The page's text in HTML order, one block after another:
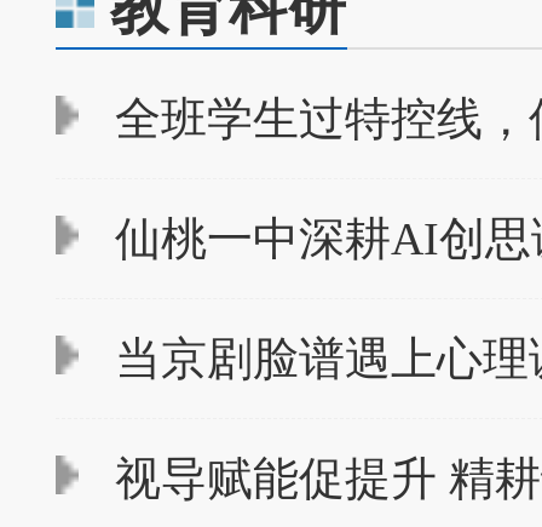
全班学生过特控线，
仙桃一中深耕AI创思
当京剧脸谱遇上心理
视导赋能促提升 精